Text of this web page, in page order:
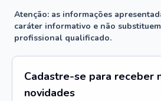
Atenção: as informações
caráter informativo e não
profissional qualificado.
Cadastre-se para receber
novidades